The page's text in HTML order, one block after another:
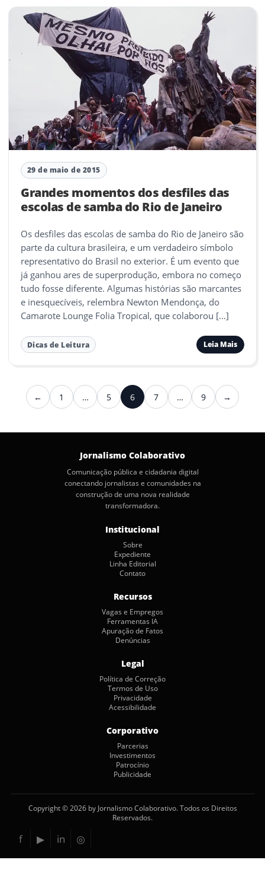
29 de maio de 2015
Grandes momentos dos desfiles das
escolas de samba do Rio de Janeiro
Os desfiles das escolas de samba do Rio de Janeiro são
parte da cultura brasileira, e um verdadeiro símbolo
representativo do Brasil no exterior. É um evento que
já ganhou ares de superprodução, embora no começo
tudo fosse diferente. Algumas histórias são marcantes
e inesquecíveis, relembra Newton Mendonça, do
Camarote Lounge Folia Tropical, que colaborou […]
Dicas de Leitura Leia Mais
Paginação
←Anterior
1 … 5 6 7 … 9 →Próximo
Jornalismo Colaborativo
Comunicação pública e cidadania digital
conectando jornalistas e comunidades na
construção de uma nova realidade
transformadora.
Institucional
Sobre
Expediente
Linha Editorial
Contato
Recursos
Vagas e Empregos
Ferramentas IA
Apuração de Fatos
Denúncias
Legal
Política de Correção
Termos de Uso
Privacidade
Acessibilidade
Corporativo
Parcerias
Investimentos
Patrocínio
Publicidade
Copyright © 2026 by Jornalismo Colaborativo. Todos os Direitos
Reservados.
f ▶ in ◎